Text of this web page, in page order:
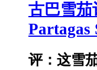
古巴雪茄
Partagas
评：这雪